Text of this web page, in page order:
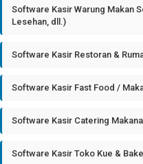
Software Kasir Warung Makan
Lesehan, dll.)
Software Kasir Restoran &
Software Kasir Fast Food /
Software Kasir Catering
Software Kasir Toko Kue &